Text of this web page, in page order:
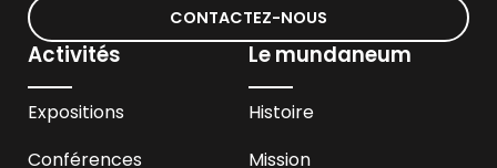
CONTACTEZ-NOUS
Activités
Expositions
Conférences
Le mundaneum
Histoire
Mission